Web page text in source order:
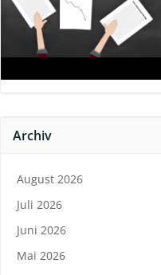
Archiv
August 2026
Juli 2026
Juni 2026
Mai 2026